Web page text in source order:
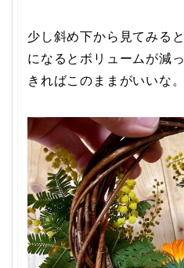
少し斜め下から見てみる
になるとボリュームが減
きればこのままがいいな。